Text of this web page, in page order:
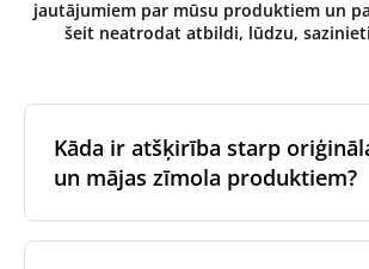
jautājumiem par mūsu produktiem un
šeit neatrodat atbildi, lūdzu,
Kāda ir atšķirība starp
un mājas zīmola produktiem?